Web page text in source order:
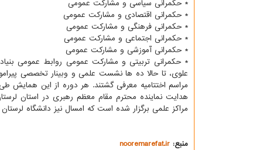
* حکمرانی سیاسی و مشارکت عمومی
* حکمرانی اقتصادی و مشارکت عمومی
* حکمرانی فرهنگی و مشارکت عمومی
* حکمرانی اجتماعی و مشارکت عمومی
* حکمرانی آموزشی و مشارکت عمومی
* حکمرانی تربیتی و مشارکت عمومی روابط عمومی
علوی، تا حالا ده ها نشست علمی و وبینار تخصصی
مراسم اختتامیه معرفی گشتند. هر دوره از این همایش
هدایت نماینده محترم مقام معظم رهبری در استان
مراکز علمی برگزار شده است که امسال نیز دانشگاه
منبع: nooremarefat.ir